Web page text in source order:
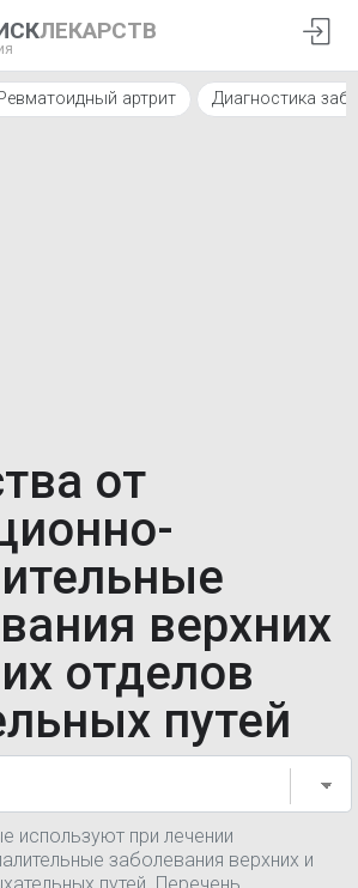
ЛЕКАРСТВ
артрит Диагностика
от
верхних
отделов
путей
используют при лечении
заболевания верхних и